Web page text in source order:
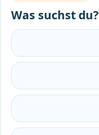
Was suchst du?